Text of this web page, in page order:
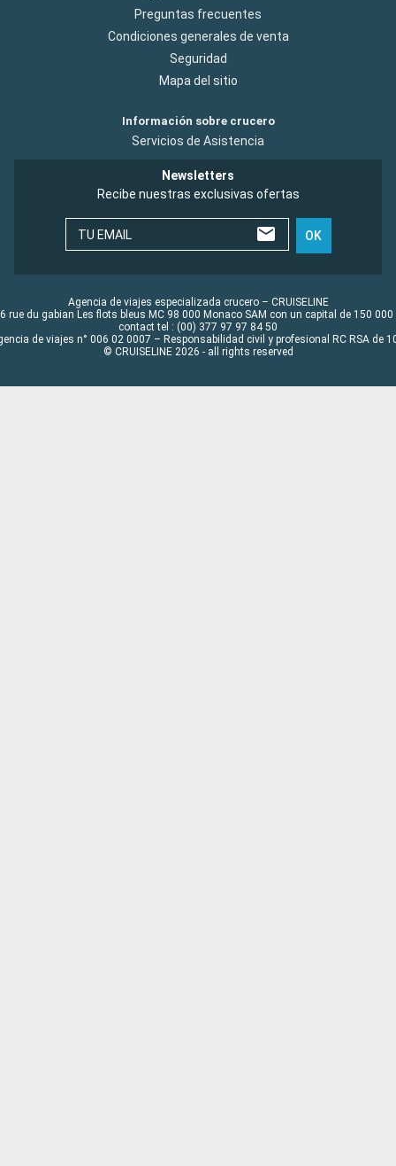
Preguntas frecuentes
Condiciones generales de venta
Seguridad
Mapa del sitio
Información sobre crucero
Servicios de Asistencia
Newsletters
Recibe nuestras exclusivas ofertas
TU EMAIL OK
Agencia de viajes especializada crucero – CRUISELINE
rue du gabian Les flots bleus MC 98 000 Monaco SAM con un capital de 150 000
contact tel : (00) 377 97 97 84 50
de viajes n° 006 02 0007 – Responsabilidad civil y profesional RC RSA de
© CRUISELINE 2026 - all rights reserved